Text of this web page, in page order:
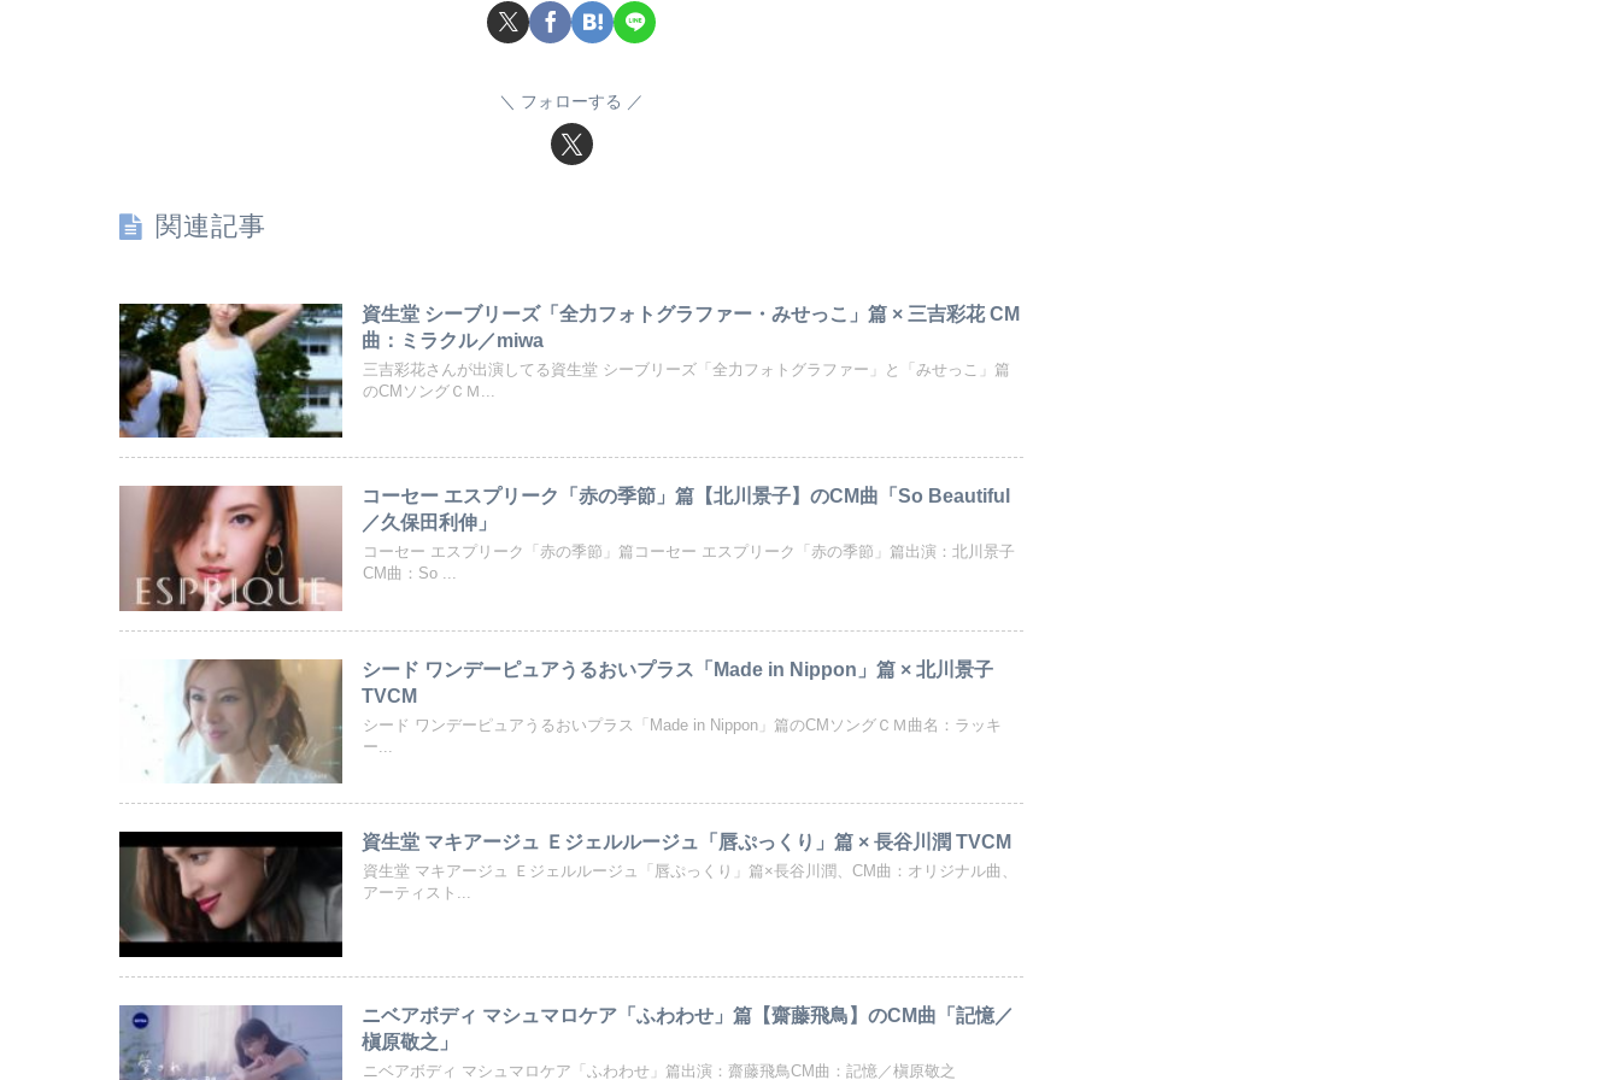
フォローする
関連記事
資生堂 シーブリーズ「全力フォトグラファー・みせっこ」篇 × 三吉彩花 CM
曲：ミラクル／miwa
三吉彩花さんが出演してる資生堂 シーブリーズ「全力フォトグラファー」と「みせっこ」篇
のCMソングＣＭ...
コーセー エスプリーク「赤の季節」篇【北川景子】のCM曲「So Beautiful
／久保田利伸」
コーセー エスプリーク「赤の季節」篇コーセー エスプリーク「赤の季節」篇出演：北川景子
CM曲：So ...
シード ワンデーピュアうるおいプラス「Made in Nippon」篇 × 北川景子
TVCM
シード ワンデーピュアうるおいプラス「Made in Nippon」篇のCMソングＣＭ曲名：ラッキ
ー...
資生堂 マキアージュ Ｅジェルルージュ「唇ぷっくり」篇 × 長谷川潤 TVCM
資生堂 マキアージュ Ｅジェルルージュ「唇ぷっくり」篇×長谷川潤、CM曲：オリジナル曲、
アーティスト...
ニベアボディ マシュマロケア「ふわわせ」篇【齋藤飛鳥】のCM曲「記憶／
槇原敬之」
ニベアボディ マシュマロケア「ふわわせ」篇出演：齋藤飛鳥CM曲：記憶／槇原敬之